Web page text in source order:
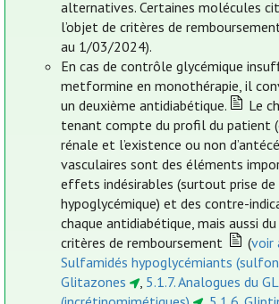
alternatives. Certaines molécules
l’objet de critères de
au 1/03/2024).
En cas de contrôle glycémique
metformine en monothérapie, il
un deuxième antidiabétique.
Le
tenant compte du profil du patient
rénale et l’existence ou non
vasculaires sont des éléments
effets indésirables (surtout prise de
hypoglycémique) et des contre-
chaque antidiabétique, mais aussi
critères de remboursement
(voir
Sulfamidés hypoglycémiants
Glitazones
, 5.1.7. Analogues du